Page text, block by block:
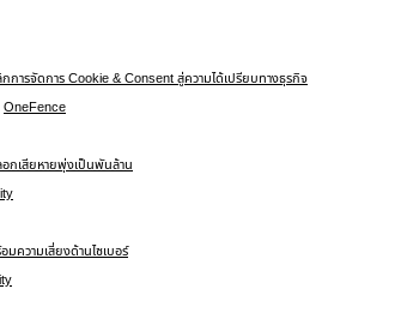
ารจัดการ Cookie & Consent สู่ความได้เปรียบทางธุรกิจ
OneFence
กเสียหายพุ่งเป็นพันล้าน
มความเสี่ยงด้านไซเบอร์